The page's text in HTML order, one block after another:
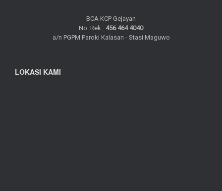
BCA KCP Gejayan
No. Rek : 456 464 4040
a/n PGPM Paroki Kalasan - Stasi Maguwo
LOKASI KAMI